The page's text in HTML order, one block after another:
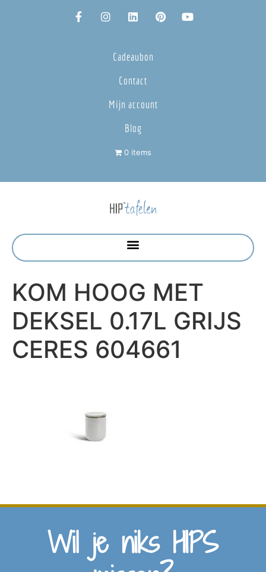
Cadeaubon
Contact
Mijn account
Blog
0 items
KOM HOOG MET
DEKSEL 0.17L GRIJS
CERES 604661
Wil je niks HIPS